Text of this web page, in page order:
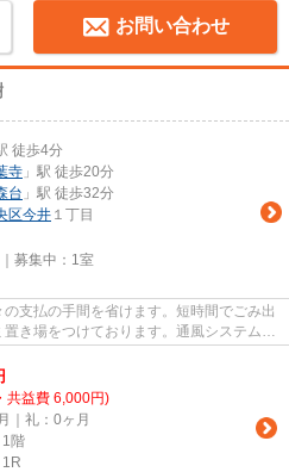
お問い合わせ
徒歩4分
寺 」駅 徒歩20分
台 」駅 徒歩32分
区今井 １丁目
募集中： 1室
支払の手間を省けます。短時間でごみ出
き場をつけております。通風システムが
共益費 6,000円)
｜礼：0ヶ月
1階